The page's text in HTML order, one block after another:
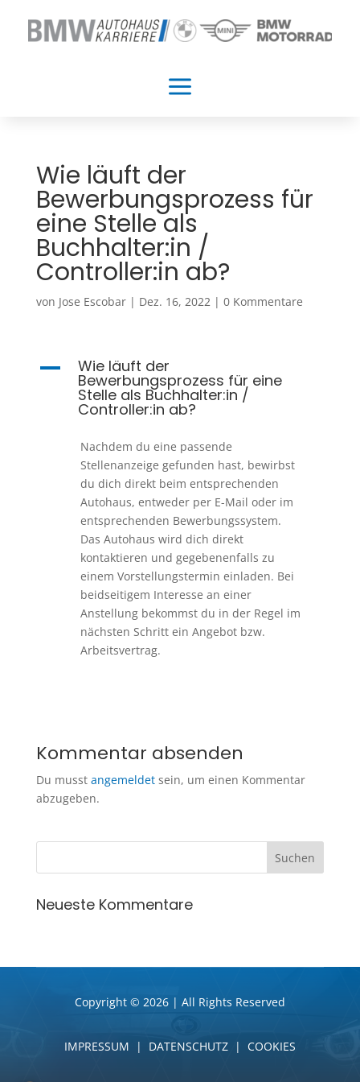
a
Wie läuft der
Bewerbungsprozess für
eine Stelle als
Buchhalter:in /
Controller:in ab?
von Jose Escobar| Dez. 16, 2022| 0 Kommentare
A Wie läuft der
Bewerbungsprozess für eine
Stelle als Buchhalter:in /
Controller:in ab?
Nachdem du eine passende
Stellenanzeige gefunden hast, bewirbst
du dich direkt beim entsprechenden
Autohaus, entweder per E-Mail oder im
entsprechenden Bewerbungssystem.
Das Autohaus wird dich direkt
kontaktieren und gegebenenfalls zu
einem Vorstellungstermin einladen. Bei
beidseitigem Interesse an einer
Anstellung bekommst du in der Regel im
nächsten Schritt ein Angebot bzw.
Arbeitsvertrag.
Kommentar absenden
Du musst angemeldetsein, um einen Kommentar
abzugeben.
Neueste Kommentare
Copyright © 2026 | All Rights Reserved
IMPRESSUM | DATENSCHUTZ| COOKIES